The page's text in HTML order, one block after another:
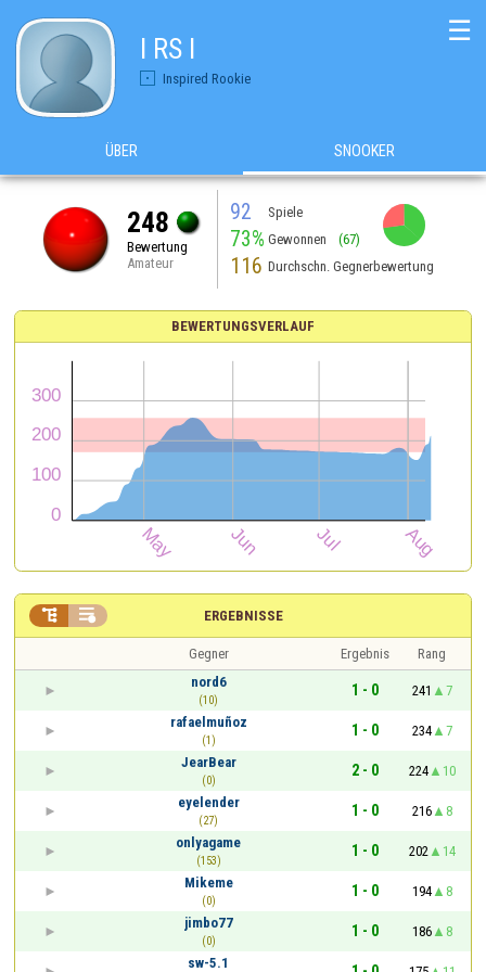
I RS I
Inspired Rookie
☰
ÜBER SNOOKER
248
Bewertung
Amateur
92 Spiele
73% Gewonnen (67)
116 Durchschn. Gegnerbewertung
BEWERTUNGSVERLAUF
ERGEBNISSE
 
Gegner Ergebnis
Rang
nord6
(10)
1 - 0 241
7
rafaelmuñoz
(1)
1 - 0 234
7
JearBear
(0)
2 - 0 224
10
eyelender
(27)
1 - 0 216
8
onlyagame
(153)
1 - 0 202
14
Mikeme
(0)
1 - 0 194
8
jimbo77
(0)
1 - 0 186
8
sw-5.1